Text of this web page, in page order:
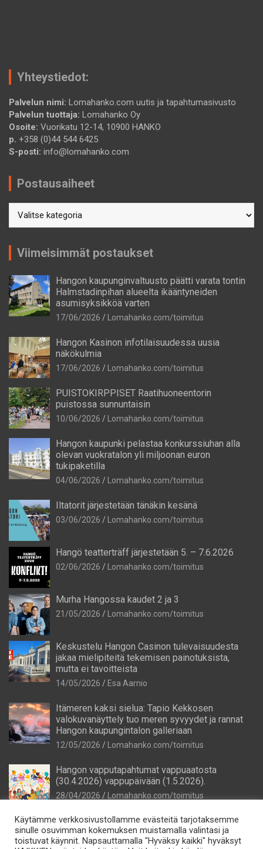
Yhteystiedot:
Palvelun nimi: Lomahanko.com uutis ja tapahtumasivusto
Palvelun tuottaja: Lomahanko Oy
Osoite: Vuorikatu 12-14, 10900 HANKO
p. +358 (0)44 544 6425
S-posti: info@lomahanko.com
Postausaiheet
Viimeisimmät postaukset
Hangon kaupunginvaltuusto päätti varata tontin
Halmstadinpihan alueelta ikääntyneiden
asumisyksikköä varten
17/06/2026 Lomahanko.com/toimitus
Hangon Kasinon infotilaisuudessa uusia
näkökulmia
17/06/2026 Lomahanko.com/toimitus
PUISTOKIRPPISET Raatihuoneentorin
puistossa sunnuntaisin
10/06/2026 Lomahanko.com/toimitus
Hangon kaupunki pelastaa konkurssiuhan alla
olevan vuokratalon yli miljoonan euron
tukipaketilla
04/06/2026 Lomahanko.com/toimitus
Iltatorit järjestetään tänäkin kesänä
03/06/2026 Lomahanko.com/toimitus
Hangö teatterträff järjestetään 5. – 7.6.2026
02/06/2026 Lomahanko.com/toimitus
Murha Hangossa kaudet 2 ja 3
21/05/2026 Lomahanko.com/toimitus
Keskustelu Hangon Casinon tulevaisuudesta
jakaa mielipiteitä tekemisen painotuksista,
mutta ei tavoitteista
14/05/2026 Esa Aarnio
Itämeren kaksi sielua: Tapio Kekkosen
valokuvanäyttely tuo meren syvyydet ja rannat
Hangon kaupungintalon galleriaan
12/05/2026 Lomahanko.com/toimitus
Hangon vapputapahtumat vappuaatosta
(30.4.2026) vappupäivään (1.5.2026).
28/04/2026 Lomahanko.com/toimitus
Käytämme verkkosivustollamme evästeitä tarjotaksemme
sinulle osuvimman kokemuksen muistamalla valintasi ja
toistuvat käynnit. Napsauttamalla "Hyväksy kaikki" hyväksyt